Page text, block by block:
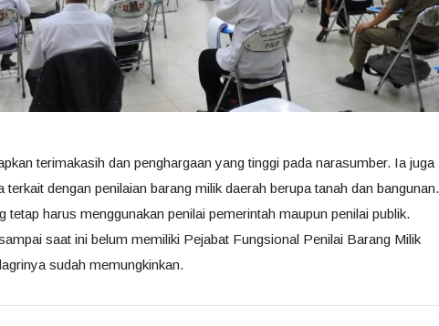
terimakasih dan penghargaan yang tinggi pada narasumber. Ia juga
dengan penilaian barang milik daerah berupa tanah dan bangunan.
tetap harus menggunakan penilai pemerintah maupun penilai publik.
saat ini belum memiliki Pejabat Fungsional Penilai Barang Milik
sudah memungkinkan.